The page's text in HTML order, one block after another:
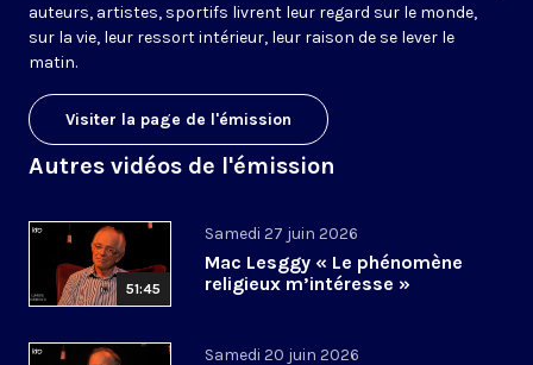
auteurs, artistes, sportifs livrent leur regard sur le monde,
sur la vie, leur ressort intérieur, leur raison de se lever le
matin.
Visiter la page de l'émission
Autres vidéos de l'émission
51:45
Samedi 27 juin 2026
Mac Lesggy « Le phénomène
religieux m’intéresse »
Samedi 20 juin 2026